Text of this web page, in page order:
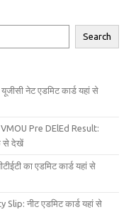
Search
नेट एडमिट कार्ड यहां से
Pre DElEd Result:
से देखें
का एडमिट कार्ड यहां से
नीट एडमिट कार्ड यहां से